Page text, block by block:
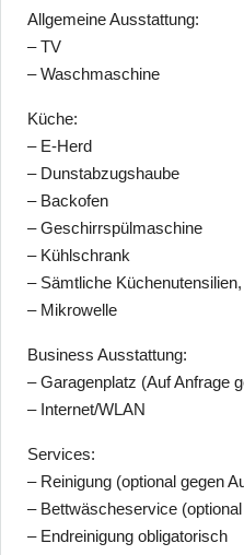
Allgemeine Ausstattung:
– TV
– Waschmaschine
Küche:
– E-Herd
– Dunstabzugshaube
– Backofen
– Geschirrspülmaschine
– Kühlschrank
– Sämtliche
– Mikrowelle
Business Ausstattung:
– Garagenplatz (Auf Anfrage
– Internet/WLAN
Services:
– Reinigung (optional gegen
– Bettwäscheservice
– Endreinigung obligatorisch